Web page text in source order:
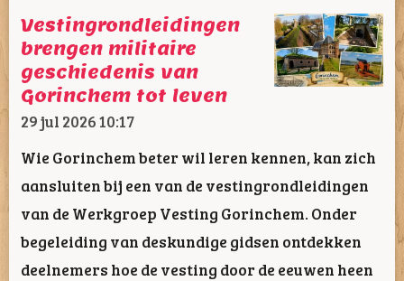
Vestingrondleidingen
brengen militaire
geschiedenis van
Gorinchem tot leven
29 jul 202610:17
Wie Gorinchem beter wil leren kennen, kan zich
aansluiten bij een van de vestingrondleidingen
van de Werkgroep Vesting Gorinchem. Onder
begeleiding van deskundige gidsen ontdekken
deelnemers hoe de vesting door de eeuwen heen